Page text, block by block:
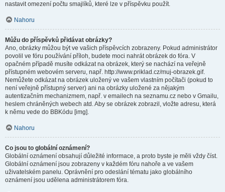
nastavit omezení počtu smajlíků, které lze v příspěvku použít.
Nahoru
Můžu do příspěvků přidávat obrázky?
Ano, obrázky můžou být ve vašich příspěvcích zobrazeny. Pokud administrátor
povolil ve fóru používání příloh, budete moci nahrát obrázek do fóra. V
opačném případě musíte odkázat na obrázek, který se nachází na veřejně
přístupném webovém serveru, např. http://www.priklad.cz/muj-obrazek.gif.
Nemůžete odkázat na obrázek uložený ve vašem vlastním počítači (pokud to
není veřejně přístupný server) ani na obrázky uložené za nějakým
autentizačním mechanizmem, např. v emailech na seznamu.cz nebo v Gmailu,
heslem chráněných webech atd. Aby se obrázek zobrazil, vložte adresu, která
k němu vede do BBKódu [img].
Nahoru
Co jsou to globální oznámení?
Globální oznámení obsahují důležité informace, a proto byste je měli vždy číst.
Globální oznámení jsou zobrazeny v každém fóru nahoře a ve vašem
uživatelském panelu. Oprávnění pro odeslání tématu jako globálního
oznámení jsou udělena administrátorem fóra.